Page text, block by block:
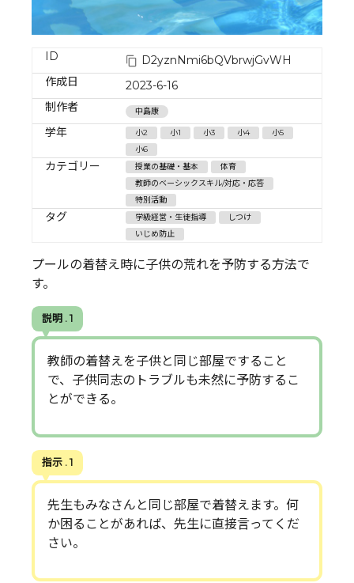
ID
D2yznNmi6bQVbrwjGvWH
作成日
2023-6-16
制作者
中島康
学年 小2 小1 小3 小4
小5
小6
カテゴリー 授業の基礎・基本
体育
教師のベーシックスキル/対応・応答
特別活動
タグ 学級経営・生徒指導
しつけ
いじめ防止
プールの着替え時に子供の荒れを予防する方法で
す。
説明 . 1
教師の着替えを子供と同じ部屋ですること
で、子供同志のトラブルも未然に予防するこ
とができる。
指示 . 1
先生もみなさんと同じ部屋で着替えます。何
か困ることがあれば、先生に直接言ってくだ
さい。